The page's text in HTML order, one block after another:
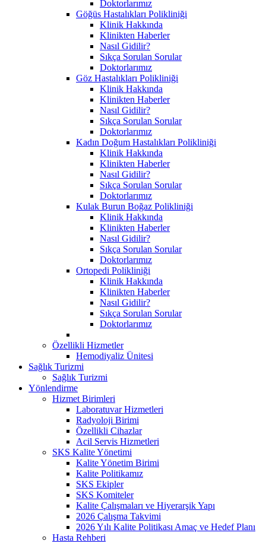
Doktorlarımız
Göğüs Hastalıkları Polikliniği
Klinik Hakkında
Klinikten Haberler
Nasıl Gidilir?
Sıkça Sorulan Sorular
Doktorlarımız
Göz Hastalıkları Polikliniği
Klinik Hakkında
Klinikten Haberler
Nasıl Gidilir?
Sıkça Sorulan Sorular
Doktorlarımız
Kadın Doğum Hastalıkları Polikliniği
Klinik Hakkında
Klinikten Haberler
Nasıl Gidilir?
Sıkça Sorulan Sorular
Doktorlarımız
Kulak Burun Boğaz Polikliniği
Klinik Hakkında
Klinikten Haberler
Nasıl Gidilir?
Sıkça Sorulan Sorular
Doktorlarımız
Ortopedi Polikliniği
Klinik Hakkında
Klinikten Haberler
Nasıl Gidilir?
Sıkça Sorulan Sorular
Doktorlarımız
Özellikli Hizmetler
Hemodiyaliz Ünitesi
Sağlık Turizmi
Sağlık Turizmi
Yönlendirme
Hizmet Birimleri
Laboratuvar Hizmetleri
Radyoloji Birimi
Özellikli Cihazlar
Acil Servis Hizmetleri
SKS Kalite Yönetimi
Kalite Yönetim Birimi
Kalite Politikamız
SKS Ekipler
SKS Komiteler
Kalite Çalışmaları ve Hiyerarşik Yapı
2026 Çalışma Takvimi
2026 Yılı Kalite Politikası Amaç ve Hedef Planı
Hasta Rehberi